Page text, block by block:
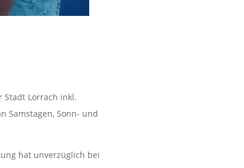
Stadt Lörrach inkl.
Samstagen, Sonn- und
hat unverzüglich bei